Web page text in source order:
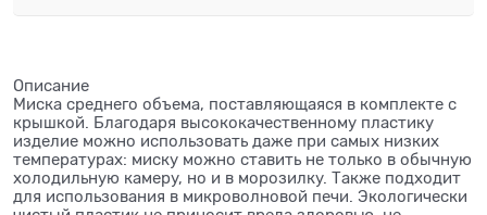
Описание
Миска среднего объема, поставляющаяся в комплекте с
крышкой. Благодаря высококачественному пластику
изделие можно использовать даже при самых низких
температурах: миску можно ставить не только в обычную
холодильную камеру, но и в морозилку. Также подходит
для использования в микроволновой печи. Экологически